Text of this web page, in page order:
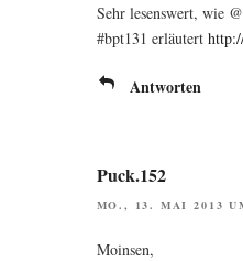
Sehr lesens­wert, wie
#bpt131 erläu­tert
Antworten
Puck.152
MO., 13. MAI 2013
Moin­sen,